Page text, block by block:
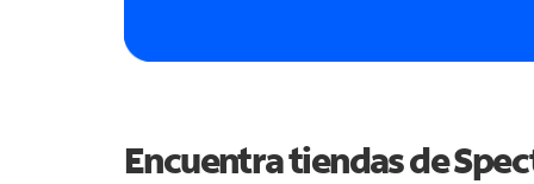
Encuentra tiendas de